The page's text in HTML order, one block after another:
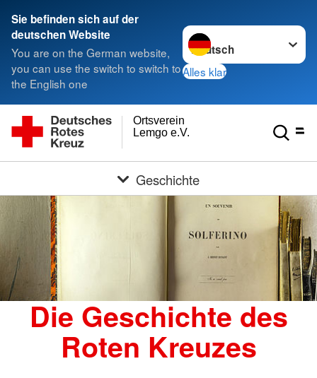
Sie befinden sich auf der
deutschen Website
You are on the German website,
you can use the switch to switch to
the English one
Sprache wechseln zu
Alles klar
Lemgo e.V.
Ortsverein
Geschichte
Die Geschichte des
Roten Kreuzes